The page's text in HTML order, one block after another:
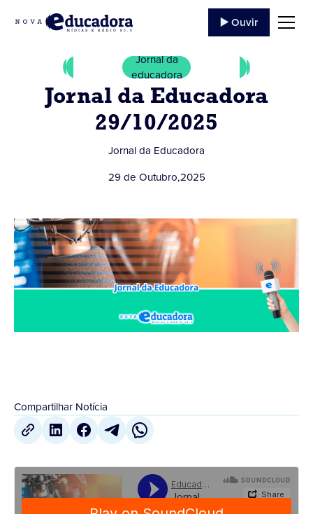
▶️ Ouvir
Jornal da
educadora
Jornal da Educadora
29/10/2025
Jornal da Educadora
29 de Outubro,2025
Compartilhar Notícia